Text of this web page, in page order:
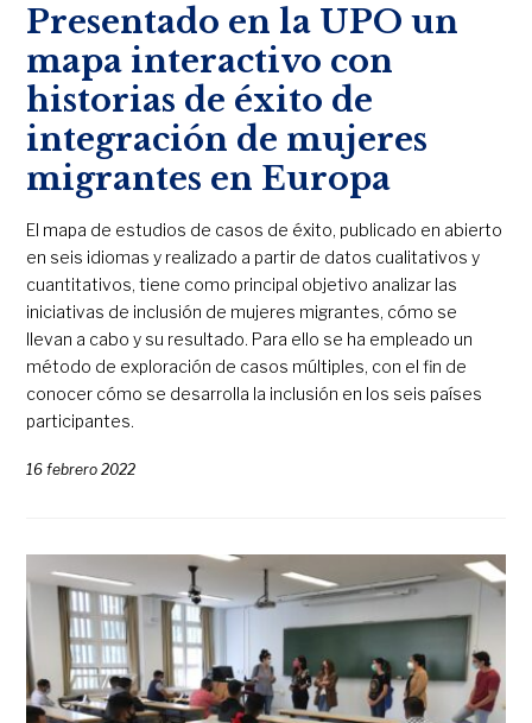
Presentado en la UPO un
mapa interactivo con
historias de éxito de
integración de mujeres
migrantes en Europa
El mapa de estudios de casos de éxito, publicado en abierto
en seis idiomas y realizado a partir de datos cualitativos y
cuantitativos, tiene como principal objetivo analizar las
iniciativas de inclusión de mujeres migrantes, cómo se
llevan a cabo y su resultado. Para ello se ha empleado un
método de exploración de casos múltiples, con el fin de
conocer cómo se desarrolla la inclusión en los seis países
participantes.
16 febrero 2022